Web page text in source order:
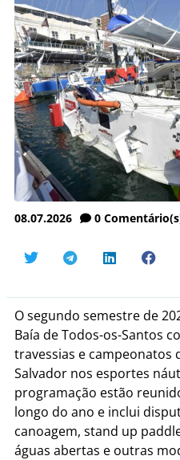
08.07.2026 0
O segundo semestre de
Baía de Todos-os-Santos
travessias e campeonatos
Salvador nos esportes
programação estão
longo do ano e inclui
canoagem, stand up
águas abertas e outras